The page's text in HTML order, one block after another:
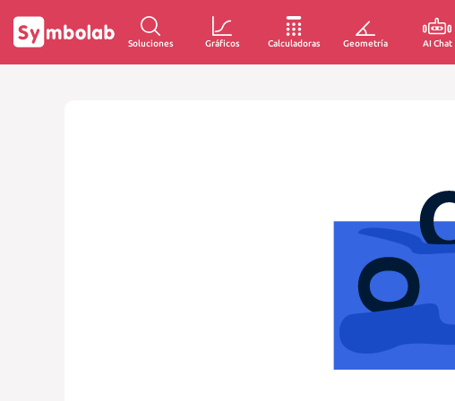
Soluciones Gráficos Calculadoras Geometría AI Chat